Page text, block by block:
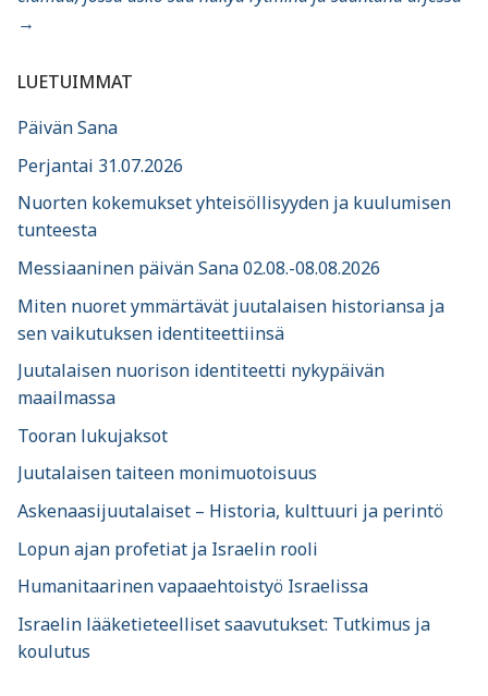
→
LUETUIMMAT
Päivän Sana
Perjantai 31.07.2026
Nuorten kokemukset yhteisöllisyyden ja kuulumisen
tunteesta
Messiaaninen päivän Sana 02.08.-08.08.2026
Miten nuoret ymmärtävät juutalaisen historiansa ja
sen vaikutuksen identiteettiinsä
Juutalaisen nuorison identiteetti nykypäivän
maailmassa
Tooran lukujaksot
Juutalaisen taiteen monimuotoisuus
Askenaasijuutalaiset – Historia, kulttuuri ja perintö
Lopun ajan profetiat ja Israelin rooli
Humanitaarinen vapaaehtoistyö Israelissa
Israelin lääketieteelliset saavutukset: Tutkimus ja
koulutus